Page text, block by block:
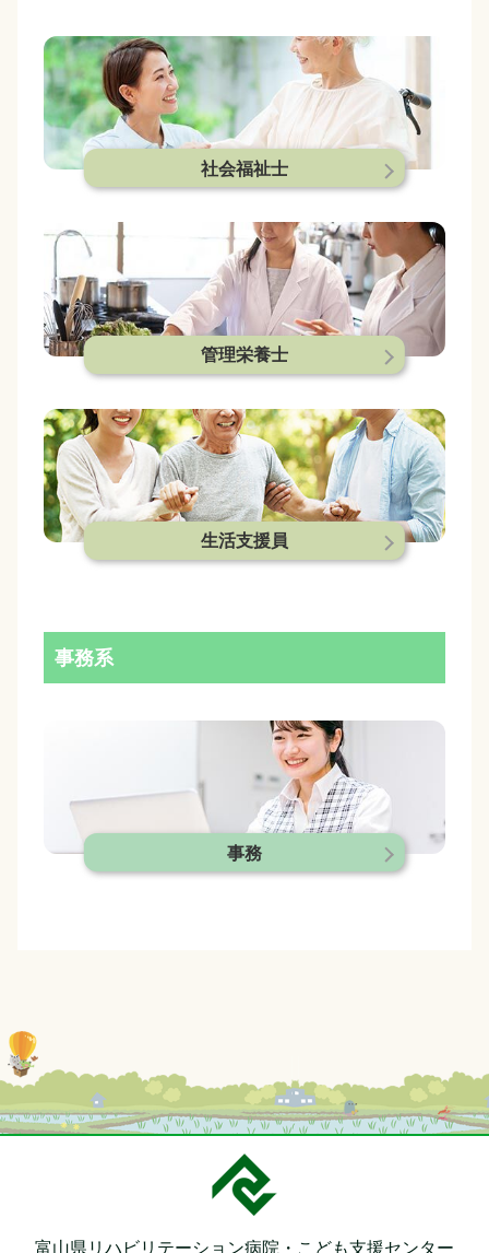
社会福祉士
管理栄養士
生活支援員
事務系
事務
富山県リハビリテーション病院・ こども支援センター